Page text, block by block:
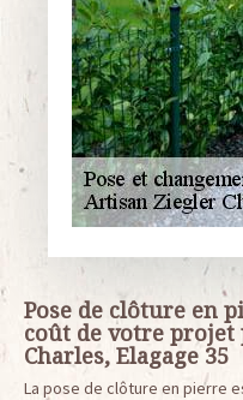
Pose de clôture en
coût de votre
Charles, Elagage 35
La pose de clôture en pierre